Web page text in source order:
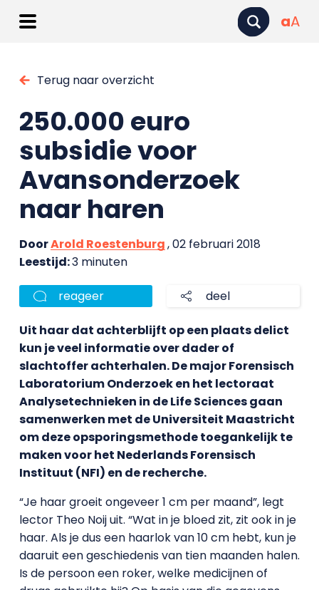
aA
Terug naar overzicht
250.000 euro
subsidie voor
Avansonderzoek
naar haren
DoorArold Roestenburg, 02 februari 2018
Leestijd:3 minuten
reageer deel
Uit haar dat achterblijft op een plaats delict
kun je veel informatie over dader of
slachtoffer achterhalen. De major Forensisch
Laboratorium Onderzoek en het lectoraat
Analysetechnieken in de Life Sciences gaan
samenwerken met de Universiteit Maastricht
om deze opsporingsmethode toegankelijk te
maken voor het Nederlands Forensisch
Instituut (NFI) en de recherche.
“Je haar groeit ongeveer 1 cm per maand”, legt
lector Theo Noij uit. “Wat in je bloed zit, zit ook in je
haar. Als je dus een haarlok van 10 cm hebt, kun je
daaruit een geschiedenis van tien maanden halen.
Is de persoon een roker, welke medicijnen of